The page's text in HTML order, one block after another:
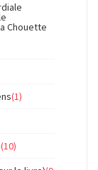
Chouette
(1)
(10)